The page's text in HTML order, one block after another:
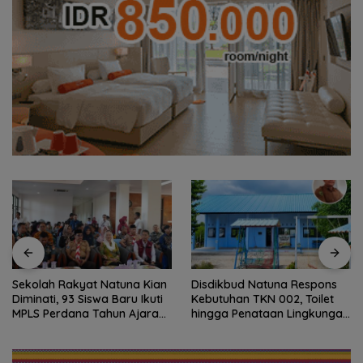
Sekolah Rakyat Natuna Kian
Diminati, 93 Siswa Baru Ikuti
MPLS Perdana Tahun Ajaran
Disdikbud Natuna Respons
Kebutuhan TKN 002, Toilet
hingga Penataan Lingkungan